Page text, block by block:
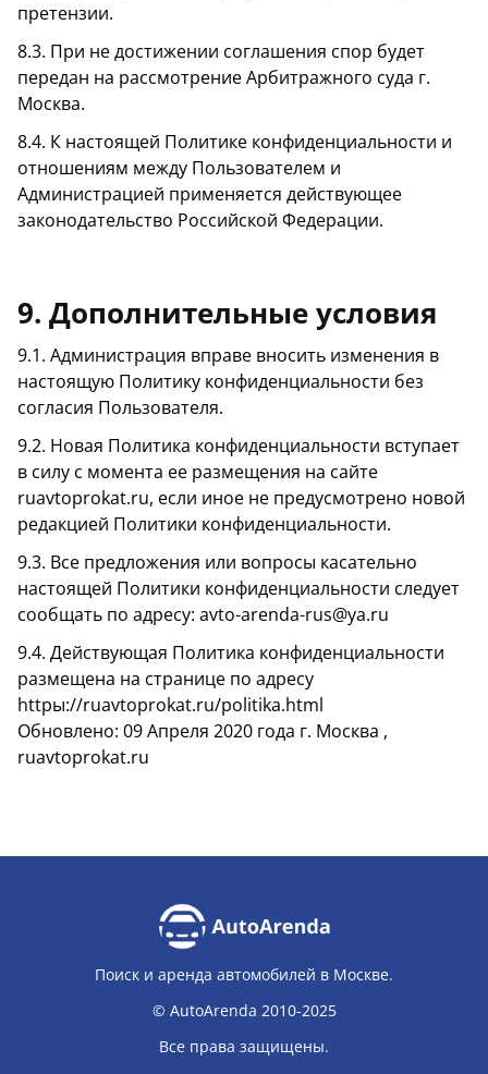
претензии.
8.3. При не достижении соглашения спор будет
передан на рассмотрение Арбитражного суда г.
Москва.
8.4. К настоящей Политике конфиденциальности и
отношениям между Пользователем и
Администрацией применяется действующее
законодательство Российской Федерации.
9. Дополнительные условия
9.1. Администрация вправе вносить изменения в
настоящую Политику конфиденциальности без
согласия Пользователя.
9.2. Новая Политика конфиденциальности вступает
в силу с момента ее размещения на сайте
ruavtoprokat.ru, если иное не предусмотрено новой
редакцией Политики конфиденциальности.
9.3. Все предложения или вопросы касательно
настоящей Политики конфиденциальности следует
сообщать по адресу: avto-arenda-rus@ya.ru
9.4. Действующая Политика конфиденциальности
размещена на странице по адресу
httpы://ruavtoprokat.ru/politika.html
Обновлено: 09 Апреля 2020 года г. Москва ,
ruavtoprokat.ru
Поиск и аренда автомобилей в Москве.
© AutoArenda 2010-2025
Все права защищены.